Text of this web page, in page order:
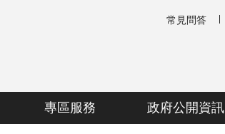
常見問答
專區服務 政府公開資訊